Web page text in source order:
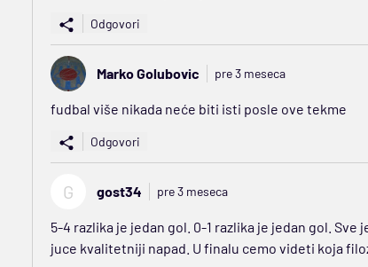
Odgovori
Marko Golubovic pre 3 meseca
fudbal više nikada neće biti isti posle ove tekme
Odgovori
G gost34 pre 3 meseca
5-4 razlika je jedan gol. 0-1 razlika je jedan gol.
juce kvalitetniji napad. U finalu cemo videti koja